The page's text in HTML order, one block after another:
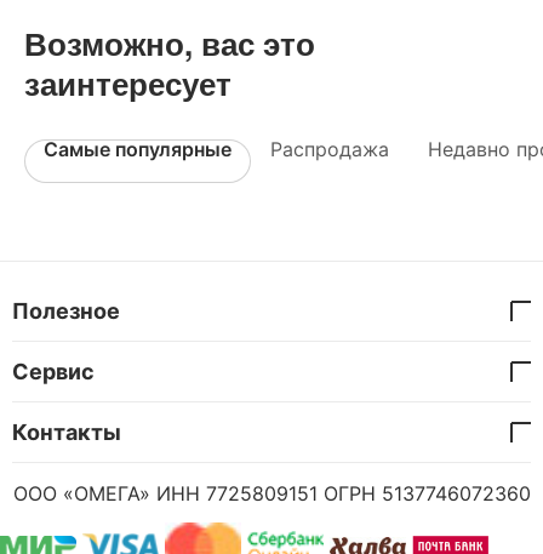
Возможно, вас это
заинтересует
Самые популярные Распродажа Недавно
Полезное
Сервис
Контакты
ООО «ОМЕГА» ИНН 7725809151 ОГРН 5137746072360